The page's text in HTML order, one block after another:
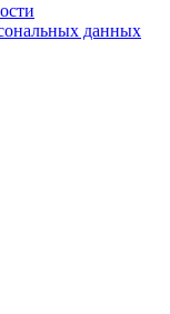
данных